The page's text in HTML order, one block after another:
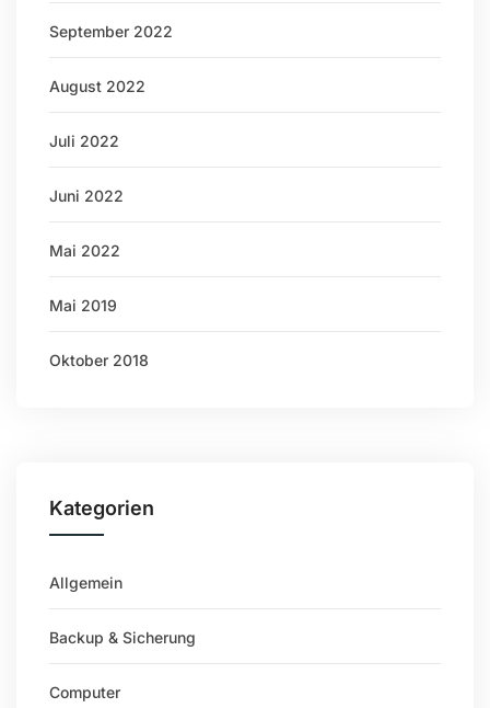
September 2022
August 2022
Juli 2022
Juni 2022
Mai 2022
Mai 2019
Oktober 2018
Kategorien
Allgemein
Backup & Sicherung
Computer